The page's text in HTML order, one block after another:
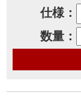
仕様：
数量：